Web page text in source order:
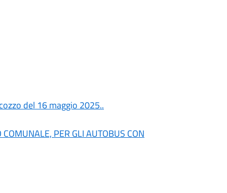
del 16 maggio 2025..
PER GLI AUTOBUS CON